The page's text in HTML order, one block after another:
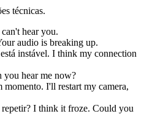
técnicas.
hear you.
audio is breaking up.
instável. I think my connection
you hear me now?
momento. I'll restart my camera,
I think it froze. Could you